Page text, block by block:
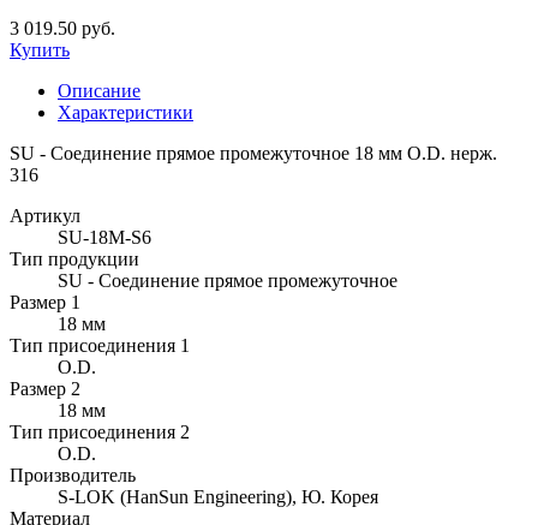
3 019.50 руб.
Купить
Описание
Характеристики
SU - Соединение прямое промежуточное 18 мм O.D. нерж.
316
Артикул
SU-18M-S6
Тип продукции
SU - Соединение прямое промежуточное
Размер 1
18 мм
Тип присоединения 1
O.D.
Размер 2
18 мм
Тип присоединения 2
O.D.
Производитель
S-LOK (HanSun Engineering), Ю. Корея
Материал